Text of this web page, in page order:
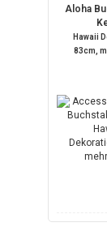
Aloha
Hawaii
83cm,